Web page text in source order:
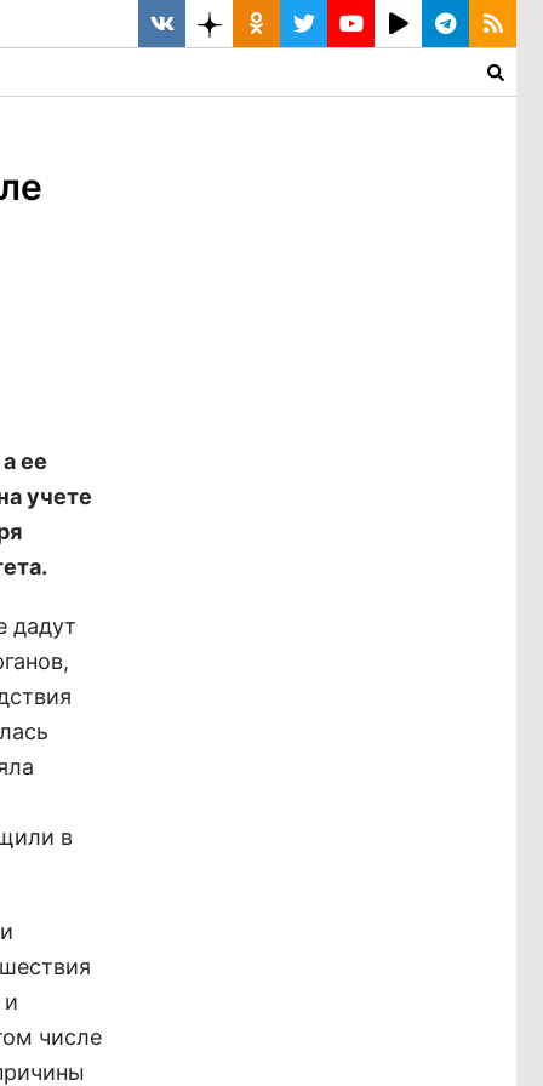
ее
учете
дадут
в
числе